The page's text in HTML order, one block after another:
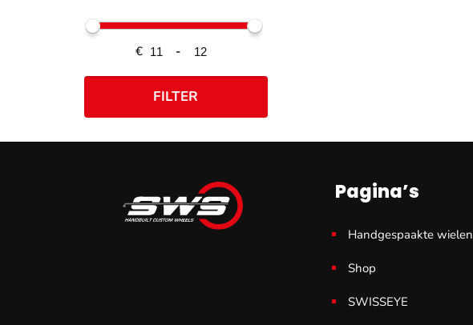
€ -
FILTER
Pagina’s
Handgespaakte wielen
Shop
SWISSEYE